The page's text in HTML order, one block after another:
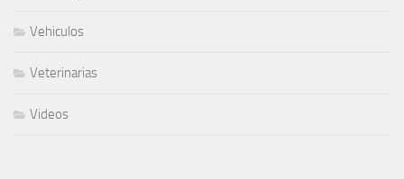
Vehiculos
Veterinarias
Videos